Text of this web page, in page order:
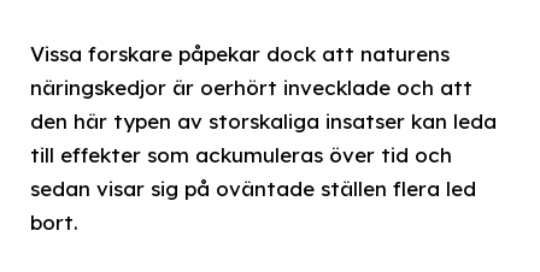
Vissa forskare påpekar dock att naturens
näringskedjor är oerhört invecklade och att
den här typen av storskaliga insatser kan leda
till effekter som ackumuleras över tid och
sedan visar sig på oväntade ställen flera led
bort.